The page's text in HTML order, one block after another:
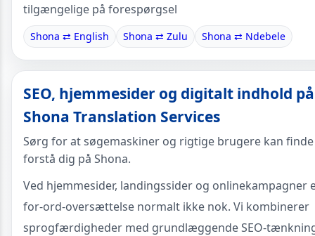
tilgængelige på forespørgsel
Shona ⇄ English Shona ⇄ Zulu Shona ⇄ Ndebele
SEO, hjemmesider og digitalt indhold på
Shona Translation Services
Sørg for at søgemaskiner og rigtige brugere kan
forstå dig på Shona.
Ved hjemmesider, landingssider og onlinekampagner
for-ord-oversættelse normalt ikke nok. Vi kombinerer
sprogfærdigheder med grundlæggende SEO-